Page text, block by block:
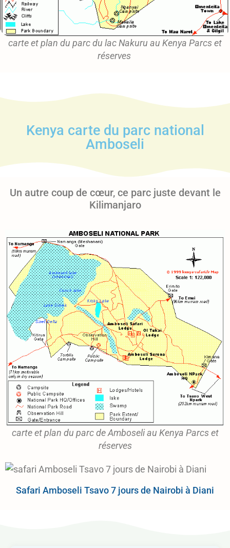
carte et plan du parc du lac Nakuru au Kenya Parcs et
réserves
Kenya carte du parc national
Amboseli
Un autre coup de cœur, ce parc juste devant le
Kilimanjaro
carte et plan du parc de Amboseli au Kenya Parcs et
réserves
Safari Amboseli Tsavo 7 jours de Nairobi à Diani